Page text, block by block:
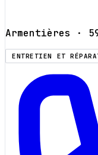
Armentières ·
ENTRETIEN ET